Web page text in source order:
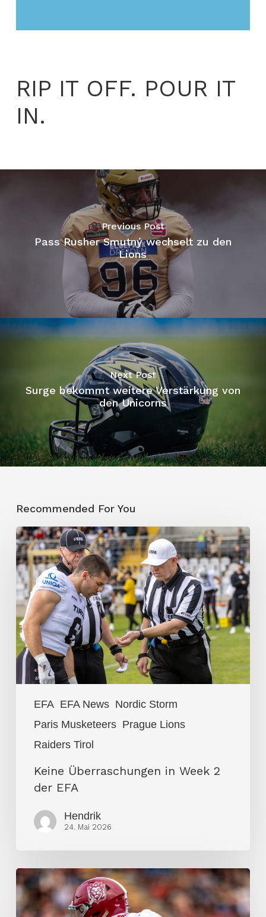
RIP IT OFF. POUR IT
IN.
Previous Post
Pass Rusher Smutný wechselt zu den
Lions
Next Post
Surge bekommt weitere Verstärkung von
den Unicorns
Recommended For You
EFA EFA News Nordic Storm
Paris Musketeers Prague Lions
Raiders Tirol
Keine
Überraschungen
in
Week
2
der
EFA
Keine Überraschungen in Week 2
der EFA
Hendrik
24. Mai 2026
Prague
Lions
halten